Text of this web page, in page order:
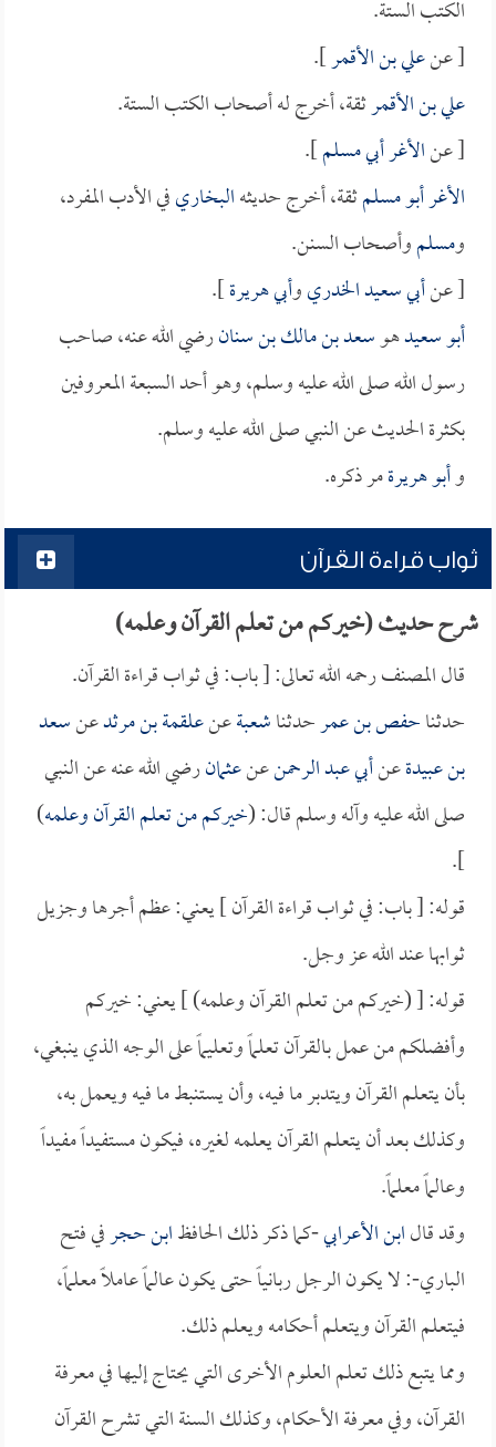
الكتب الستة.
[ عنعلي بن الأقمر].
علي بن الأقمرثقة، أخرج له أصحاب الكتب الستة.
[ عنالأغر أبي مسلم].
الأغر أبو مسلمثقة، أخرج حديثهالبخاريفي الأدب المفرد،
ومسلموأصحاب السنن.
[ عنأبي سعيد الخدريوأبي هريرة].
أبو سعيدهوسعد بن مالك بن سنانرضي الله عنه، صاحب
رسول الله صلى الله عليه وسلم، وهو أحد السبعة المعروفين
بكثرة الحديث عن النبي صلى الله عليه وسلم.
وأبو هريرةمر ذكره.
ثواب قراءة القرآن
شرح حديث (خيركم من تعلم القرآن وعلمه)
قال المصنف رحمه الله تعالى: [ باب: في ثواب قراءة القرآن.
حدثناحفص بن عمرحدثناشعبةعنعلقمة بن مرثدعنسعد
بن عبيدةعنأبي عبد الرحمنعنعثمانرضي الله عنه عن النبي
صلى الله عليه وآله وسلم قال: (خيركم من تعلم القرآن وعلمه)
].
قوله: [ باب: في ثواب قراءة القرآن ] يعني: عظم أجرها وجزيل
ثوابها عند الله عز وجل.
قوله: [ (خيركم من تعلم القرآن وعلمه) ] يعني: خيركم
وأفضلكم من عمل بالقرآن تعلماً وتعليماً على الوجه الذي ينبغي،
بأن يتعلم القرآن ويتدبر ما فيه، وأن يستنبط ما فيه ويعمل به،
وكذلك بعد أن يتعلم القرآن يعلمه لغيره، فيكون مستفيداً مفيداً
وعالماً معلماً.
وقد قالابن الأعرابي-كما ذكر ذلك الحافظابن حجرفي فتح
الباري-: لا يكون الرجل ربانياً حتى يكون عالماً عاملاً معلماً،
فيتعلم القرآن ويتعلم أحكامه ويعلم ذلك.
ومما يتبع ذلك تعلم العلوم الأخرى التي يحتاج إليها في معرفة
القرآن، وفي معرفة الأحكام، وكذلك السنة التي تشرح القرآن